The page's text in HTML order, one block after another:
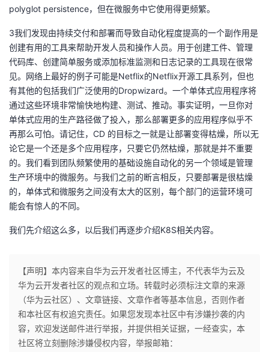
polyglot persistence，但在微服务中它使用得更频繁。
3我们发现由持续交付和部署而导致自动化程度提高的一个副作用是
创建有用的工具来帮助开发人员和操作人员。用于创建工件、管理
代码库、创建简单服务或添加标准监测和日志记录的工具现在很常
见。网络上最好的例子可能是Netflix的Netflix开源工具系列，但也
有其他的包括我们广泛使用的Dropwizard。一个单体式应用程序将
通过这些环境非常愉快地构建、测试、推动。事实证明，一旦你对
单体式应用的生产路径做了投入，那么部署更多的应用程序似乎不
再那么可怕。请记住，CD 的目标之一就是让部署变得枯燥，所以无
论它是一个还是多个应用程序，只要它仍然枯燥，那就是并不重要
的。我们看到团队频繁使用的基础设施自动化的另一个领域是管理
生产环境中的微服务。与我们之前的断言相反，只要部署是很枯燥
的，单体式和微服务之间没有太大的区别，每个部门的运营环境可
能会有惊人的不同。
我们先介绍这么多，以后我们再逐步介绍K8S相关内容。
【声明】本内容来自华为云开发者社区博主，不代表华为云及
华为云开发者社区的观点和立场。转载时必须标注文章的来源
（华为云社区）、文章链接、文章作者等基本信息，否则作者
和本社区有权追究责任。如果您发现本社区中有涉嫌抄袭的内
容，欢迎发送邮件进行举报，并提供相关证据，一经查实，本
社区将立刻删除涉嫌侵权内容，举报邮箱：